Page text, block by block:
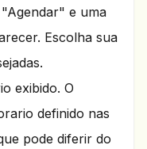
e uma
Escolha sua
exibido. O
definido nas
pode diferir do